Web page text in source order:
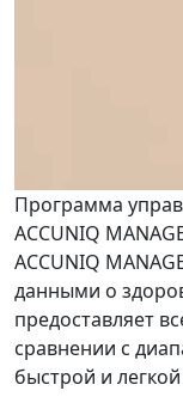
Программа
ACCUNIQ
ACCUNIQ
данными о
предоставляет
сравнении с
быстрой и